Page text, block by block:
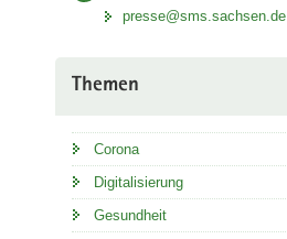
presse@sms.sachsen.de
Themen
Corona
Digitalisierung
Gesundheit